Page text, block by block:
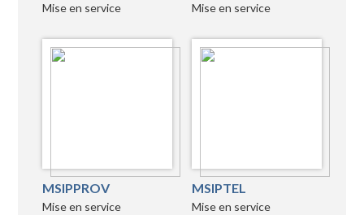
Mise en service Mise en service
MSIPPROV
Mise en service
MSIPTEL
Mise en service